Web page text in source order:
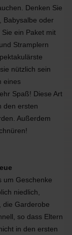
Denken Sie
Babysalbe oder
ein Paket mit
Stramplern
nützlich sein
eines
Spaß! Diese Art
den ersten
Außerdem
um Geschenke
niedlich,
die Garderobe
so dass Eltern
in den ersten